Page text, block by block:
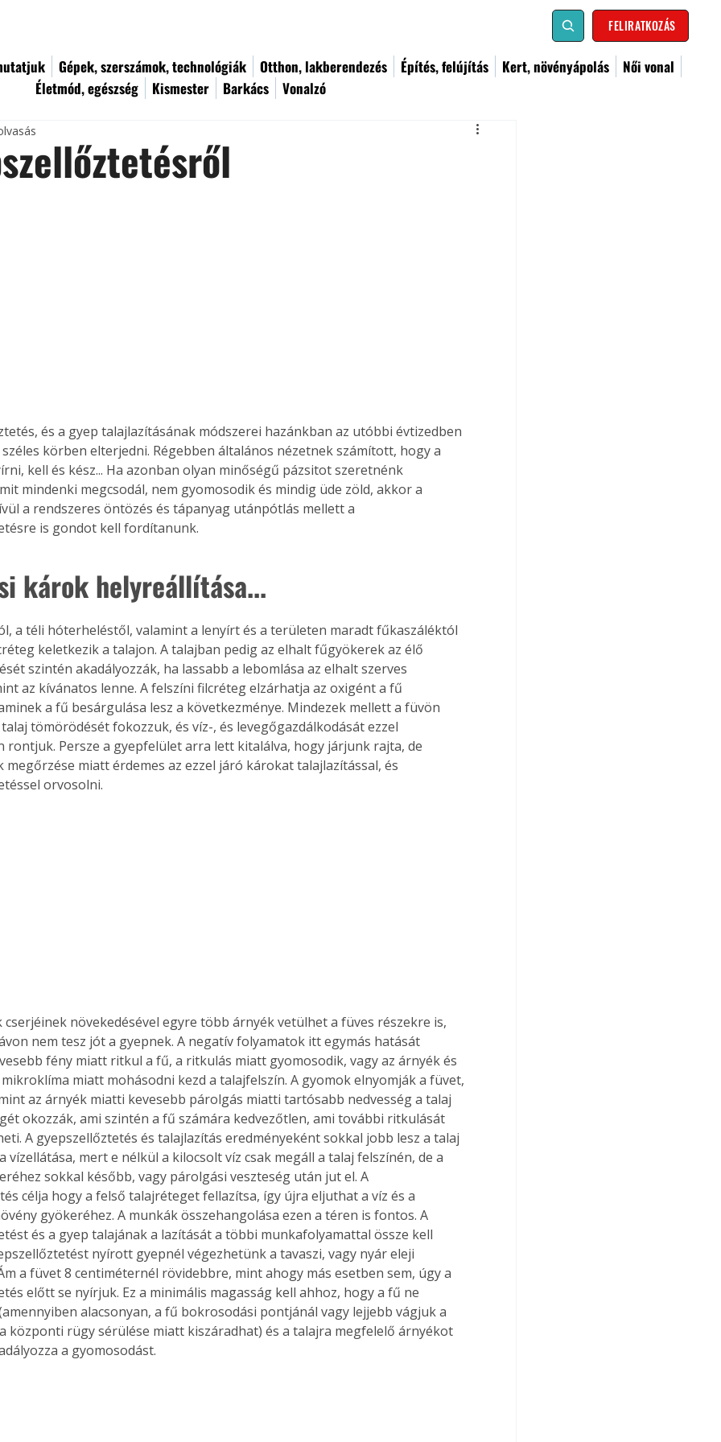
FELIRATKOZÁS
Gépek, szerszámok, technológiák Otthon, lakberendezés Építés, felújítás Kert, növényápolás
Női vonal
Életmód, egészség
Kismester Barkács Vonalzó
és a gyep talajlazításának módszerei hazánkban az utóbbi évtizedben
széles körben elterjedni. Régebben általános nézetnek számított, hogy a
kell és kész... Ha azonban olyan minőségű pázsitot szeretnénk
mindenki megcsodál, nem gyomosodik és mindig üde zöld, akkor a
a rendszeres öntözés és tápanyag utánpótlás mellett a
is gondot kell fordítanunk.
károk helyreállítása...
keletkezik a talajon. A talajban pedig az elhalt fűgyökerek az élő
szintén akadályozzák, ha lassabb a lebomlása az elhalt szerves
az kívánatos lenne. A felszíni filcréteg elzárhatja az oxigént a fű
a fű besárgulása lesz a következménye. Mindezek mellett a füvön
tömörödését fokozzuk, és víz-, és levegőgazdálkodását ezzel
rontjuk. Persze a gyepfelület arra lett kitalálva, hogy járjunk rajta, de
megőrzése miatt érdemes az ezzel járó károkat talajlazítással, és
orvosolni.
nem tesz jót a gyepnek. A negatív folyamatok itt egymás hatását
fény miatt ritkul a fű, a ritkulás miatt gyomosodik, vagy az árnyék és
miatt mohásodni kezd a talajfelszín. A gyomok elnyomják a füvet,
az árnyék miatti kevesebb párolgás miatti tartósabb nedvesség a talaj
okozzák, ami szintén a fű számára kedvezőtlen, ami további ritkulását
A gyepszellőztetés és talajlazítás eredményeként sokkal jobb lesz a talaj
vízellátása, mert e nélkül a kilocsolt víz csak megáll a talaj felszínén, de a
sokkal később, vagy párolgási veszteség után jut el. A
célja hogy a felső talajréteget fellazítsa, így újra eljuthat a víz és a
gyökeréhez. A munkák összehangolása ezen a téren is fontos. A
és a gyep talajának a lazítását a többi munkafolyamattal össze kell
nyírott gyepnél végezhetünk a tavaszi, vagy nyár eleji
a füvet 8 centiméternél rövidebbre, mint ahogy más esetben sem, úgy a
előtt se nyírjuk. Ez a minimális magasság kell ahhoz, hogy a fű ne
alacsonyan, a fű bokrosodási pontjánál vagy lejjebb vágjuk a
központi rügy sérülése miatt kiszáradhat) és a talajra megfelelő árnyékot
a gyomosodást.